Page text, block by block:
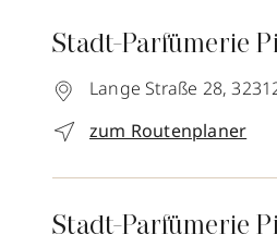
Stadt-Parfümerie
Lange Straße 28,
zum Routenplaner
Stadt-Parfümerie